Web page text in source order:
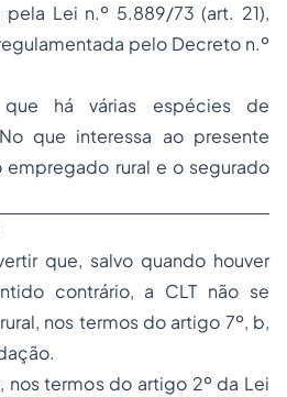
Lei n.º 5.889/73 (art. 21),
pelo Decreto n.º
há várias espécies de
que interessa ao presente
rural e o segurado
que, salvo quando houver
contrário, a CLT não se
nos termos do artigo 7º, b,
nos termos do artigo 2º da Lei